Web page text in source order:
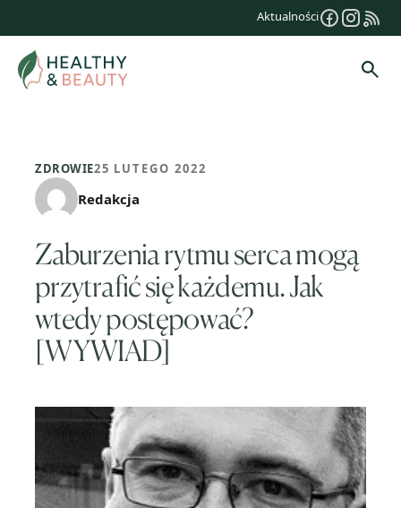
treści
Aktualności
ZDROWIE25 LUTEGO 2022
Redakcja
Zaburzenia rytmu serca mogą
przytrafić się każdemu. Jak
wtedy postępować?
[WYWIAD]